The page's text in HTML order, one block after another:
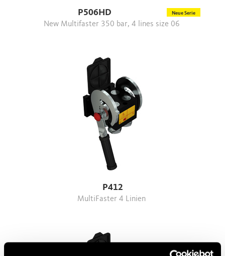
P506HD Neue Serie
New Multifaster 350 bar, 4 lines size 06
P412
MultiFaster 4 Linien